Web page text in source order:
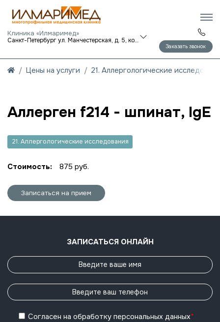
Клиника «Илмаримед»
Санкт-Петербург ул. Манчестерская, д. 5, корп. 1
Заказать звонок
Цены на услуги 21. Аллергологические
Аллерген f214 - шпинат, IgE
21. Аллергологические исследования
Стоимость: 875 руб.
Записаться на прием
ЗАПИСАТЬСЯ ОНЛАЙН
Согласен на обработку персональных данных*